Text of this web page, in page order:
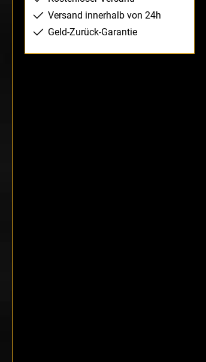
Versand innerhalb von 24h
Geld-Zurück-Garantie